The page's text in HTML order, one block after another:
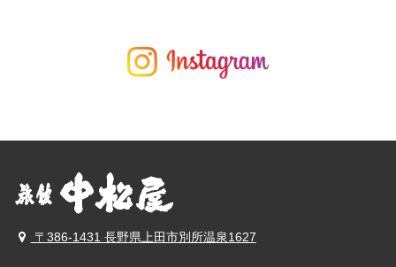
〒386-1431 長野県上田市別所温泉1627